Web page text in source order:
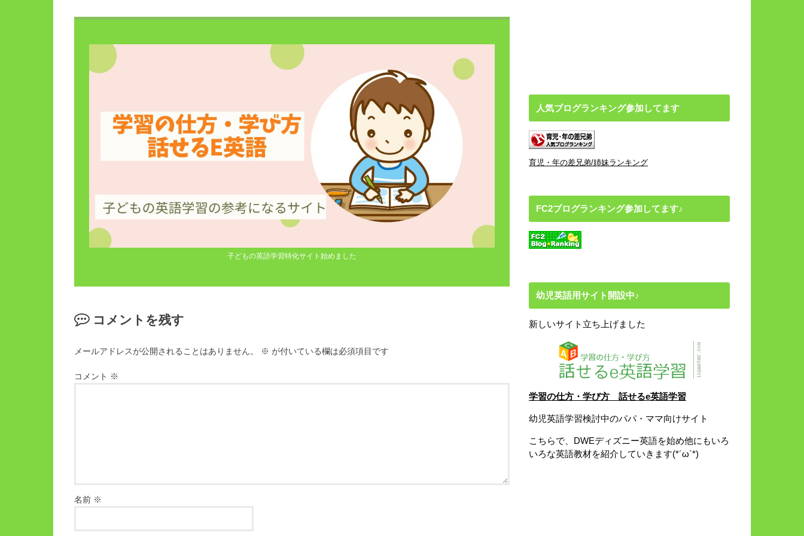
子どもの英語学習特化サイト始めました
コメントを残す
メールアドレスが公開されることはありません。 ※ が付いている欄は必須項目です
コメント ※
名前 ※
人気ブログランキング参加してます
育児・年の差兄弟/姉妹ランキング
FC2ブログランキング参加してます♪
幼児英語用サイト開設中♪
新しいサイト立ち上げました
学習の仕方・学び方 話せるe英語学習
幼児英語学習検討中のパパ・ママ向けサイト
こちらで、DWEディズニー英語を始め他にもいろ
いろな英語教材を紹介していきます(*´ω`*)